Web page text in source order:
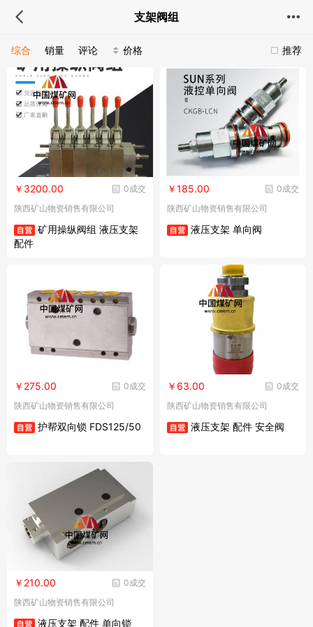
支架阀组
推荐
综合 销量 评论 价格
0成交
￥3200.00
陕西矿山物资销售有限公司
矿用操纵阀组 液压支架
配件
0成交
￥185.00
陕西矿山物资销售有限公司
液压支架 单向阀
0成交
￥275.00
陕西矿山物资销售有限公司
护帮双向锁 FDS125/50
0成交
￥63.00
陕西矿山物资销售有限公司
液压支架 配件 安全阀
0成交
￥210.00
陕西矿山物资销售有限公司
液压支架 配件 单向锁